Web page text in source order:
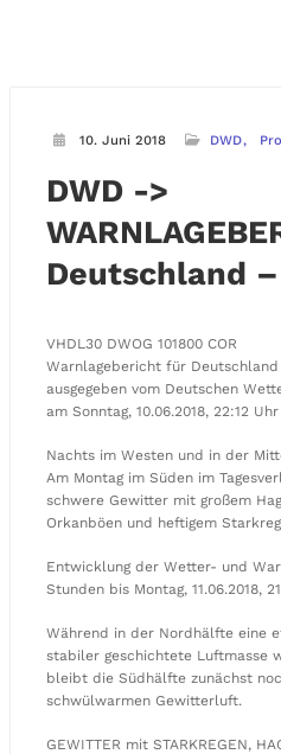
10. Juni 2018 DWD
DWD ->
Deutschland –
VHDL30 DWOG 101800 COR
Warnlagebericht für Deutschland
ausgegeben vom Deutschen
am Sonntag, 10.06.2018, 22:12 Uhr
Nachts im Westen und in der
Am Montag im Süden im
schwere Gewitter mit großem
Orkanböen und heftigem
Entwicklung der Wetter- und
Stunden bis Montag, 11.06.2018,
Während in der Nordhälfte eine
stabiler geschichtete Luftmasse
bleibt die Südhälfte zunächst
schwülwarmen Gewitterluft.
GEWITTER mit STARKREGEN,